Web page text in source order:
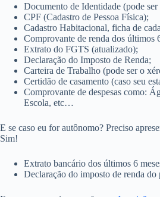
Documento de Identidade (pode
CPF (Cadastro de Pessoa Física);
Cadastro Habitacional, ficha de
Comprovante de renda dos últimos
Extrato do FGTS (atualizado);
Declaração do Imposto de Renda;
Carteira de Trabalho (pode ser o
Certidão de casamento (caso seu
Comprovante de despesas como:
Escola, etc…
E se caso eu for autônomo? Preciso
Sim!
Extrato bancário dos últimos 6
Declaração do imposto de renda